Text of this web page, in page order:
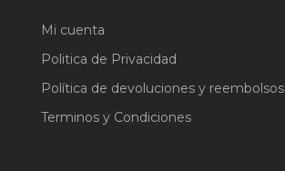
Mi cuenta
Politica de Privacidad
Política de devoluciones y reembolsos
Terminos y Condiciones